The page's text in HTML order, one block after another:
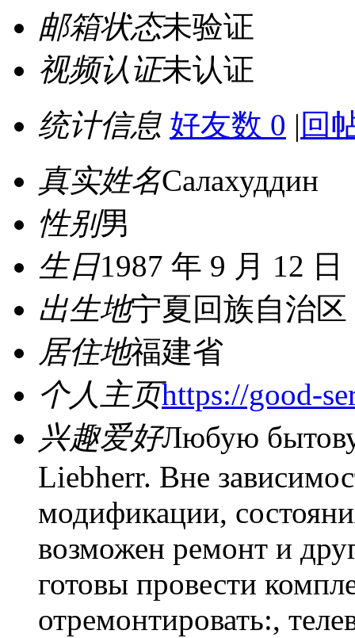
邮箱状态未验证
视频认证未认证
统计信息 好友数 0 | 回
真实姓名Салахуддин
性别男
生日1987 年 9 月 12 日
出生地宁夏回族自治区
居住地福建省
个人主页https://good-
兴趣爱好Любую
Liebherr. Вне
модификации,
возможен ремонт и
готовы провести
отремонтировать:,